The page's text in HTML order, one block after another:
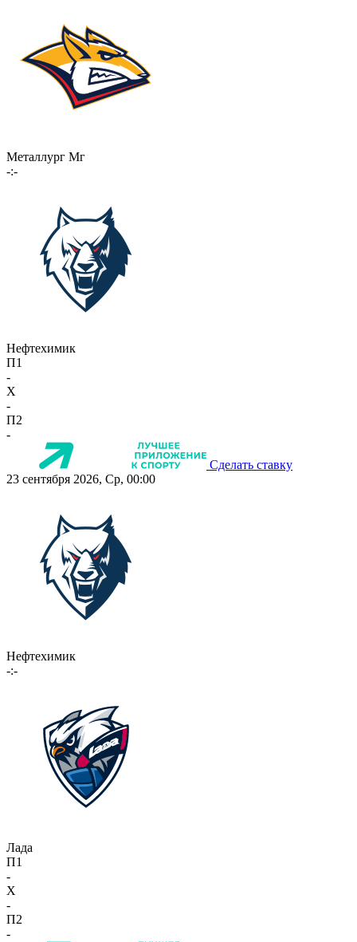
Металлург Мг
-:-
Нефтехимик
П1
-
X
-
П2
-
Сделать ставку
23 сентября 2026, Ср, 00:00
Нефтехимик
-:-
Лада
П1
-
X
-
П2
-